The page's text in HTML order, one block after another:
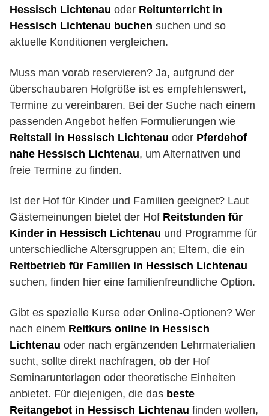
Hessisch Lichtenau oder Reitunterricht in
Hessisch Lichtenau buchen suchen und so
aktuelle Konditionen vergleichen.
Muss man vorab reservieren? Ja, aufgrund der
überschaubaren Hofgröße ist es empfehlenswert,
Termine zu vereinbaren. Bei der Suche nach einem
passenden Angebot helfen Formulierungen wie
Reitstall in Hessisch Lichtenau oder Pferdehof
nahe Hessisch Lichtenau, um Alternativen und
freie Termine zu finden.
Ist der Hof für Kinder und Familien geeignet? Laut
Gästemeinungen bietet der Hof Reitstunden für
Kinder in Hessisch Lichtenau und Programme für
unterschiedliche Altersgruppen an; Eltern, die ein
Reitbetrieb für Familien in Hessisch Lichtenau
suchen, finden hier eine familienfreundliche Option.
Gibt es spezielle Kurse oder Online-Optionen? Wer
nach einem Reitkurs online in Hessisch
Lichtenau oder nach ergänzenden Lehrmaterialien
sucht, sollte direkt nachfragen, ob der Hof
Seminarunterlagen oder theoretische Einheiten
anbietet. Für diejenigen, die das beste
Reitangebot in Hessisch Lichtenau finden wollen,